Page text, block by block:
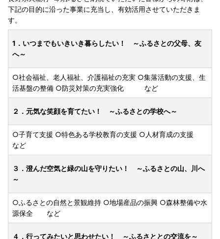
下記の目的に沿った事業に充当し、有効活用させていただきま
す。
1．いつまでもいきいき暮らしたい！ ～ふるさとの父母、友
へ～
○社会福祉、老人福祉、介護福祉の充実 ○集落活動の支援、生
活基盤の整備 ○防災対策の充実強化 など
２．元気な笑顔を育てたい！ ～ふるさとの学校へ～
○子育て支援 ○特色ある学校教育の支援 ○人材育成の支援
など
３．澄んだ空気と緑の山を守りたい！ ～ふるさとの山、川へ
～
○ふるさとの自然と景観維持 ○地場産品の振興 ○森林整備や水
源保全 など
４．行ってみたいと思わせたい！ ～ふるさととの交流を～